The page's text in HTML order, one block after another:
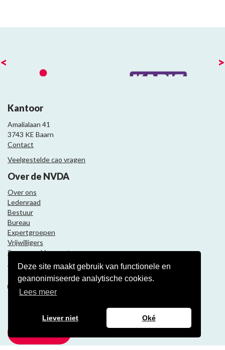
Deze site maakt gebruik van functionele en
geanonimiseerde analytische cookies.
Lees meer
Liever niet Oké
< >
Kantoor
Amalialaan 41
3743 KE Baarn
Contact
Veelgestelde cao vragen
Over de NVDA
Over ons
Ledenraad
Bestuur
Bureau
Expertgroepen
Vrijwilligers
Samenwerkingspartners
Volg ons